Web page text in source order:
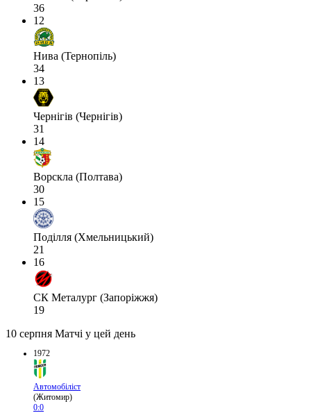
36
12
Нива (Тернопіль)
34
13
Чернігів (Чернігів)
31
14
Ворскла (Полтава)
30
15
Поділля (Хмельницький)
21
16
СК Металург (Запоріжжя)
19
10 серпня Матчі у цей день
1972
Автомобіліст
(Житомир)
0:0